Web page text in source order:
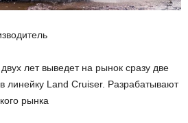
лет выведет на рынок сразу две
линейку Land Cruiser. Разрабатывают
рынка